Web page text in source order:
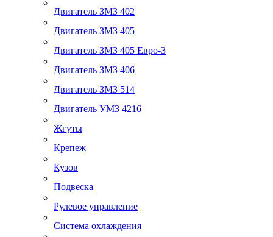
Двигатель ЗМЗ 402
Двигатель ЗМЗ 405
Двигатель ЗМЗ 405 Евро-3
Двигатель ЗМЗ 406
Двигатель ЗМЗ 514
Двигатель УМЗ 4216
Жгуты
Крепеж
Кузов
Подвеска
Рулевое управление
Система охлаждения